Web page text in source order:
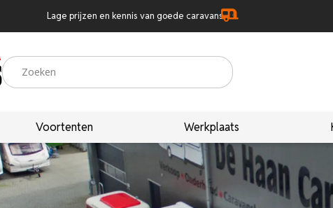
Lage prijzen en kennis van goede caravans
Voortenten Werkplaats